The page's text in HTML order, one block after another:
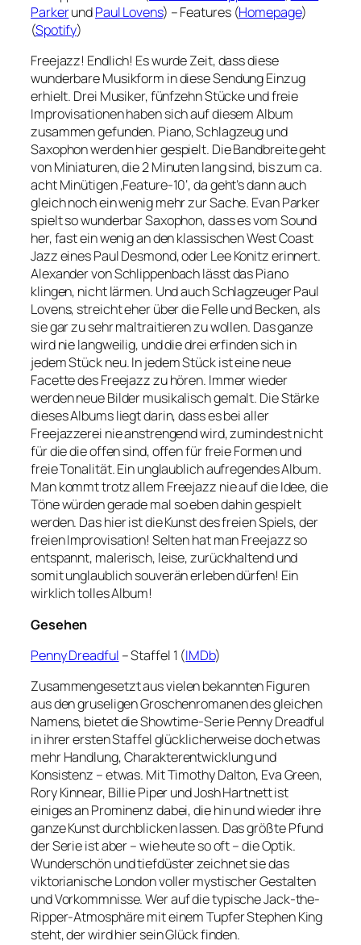
ParkerundPaul Lovens) – Features (Homepage)
(Spotify)
Freejazz! Endlich! Es wurde Zeit, dass diese
wunderbare Musikform in diese Sendung Einzug
erhielt. Drei Musiker, fünfzehn Stücke und freie
Improvisationen haben sich auf diesem Album
zusammen gefunden. Piano, Schlagzeug und
Saxophon werden hier gespielt. Die Bandbreite geht
von Miniaturen, die 2 Minuten lang sind, bis zum ca.
acht Minütigen ‚Feature-10‘, da geht’s dann auch
gleich noch ein wenig mehr zur Sache. Evan Parker
spielt so wunderbar Saxophon, dass es vom Sound
her, fast ein wenig an den klassischen West Coast
Jazz eines Paul Desmond, oder Lee Konitz erinnert.
Alexander von Schlippenbach lässt das Piano
klingen, nicht lärmen. Und auch Schlagzeuger Paul
Lovens, streicht eher über die Felle und Becken, als
sie gar zu sehr maltraitieren zu wollen. Das ganze
wird nie langweilig, und die drei erfinden sich in
jedem Stück neu. In jedem Stück ist eine neue
Facette des Freejazz zu hören. Immer wieder
werden neue Bilder musikalisch gemalt. Die Stärke
dieses Albums liegt darin, dass es bei aller
Freejazzerei nie anstrengend wird, zumindest nicht
für die die offen sind, offen für freie Formen und
freie Tonalität. Ein unglaublich aufregendes Album.
Man kommt trotz allem Freejazz nie auf die Idee, die
Töne würden gerade mal so eben dahin gespielt
werden. Das hier ist die Kunst des freien Spiels, der
freien Improvisation! Selten hat man Freejazz so
entspannt, malerisch, leise, zurückhaltend und
somit unglaublich souverän erleben dürfen! Ein
wirklich tolles Album!
Gesehen
Penny Dreadful – Staffel 1 (IMDb)
Zusammengesetzt aus vielen bekannten Figuren
aus den gruseligen Groschenromanen des gleichen
Namens, bietet die Showtime-Serie Penny Dreadful
in ihrer ersten Staffel glücklicherweise doch etwas
mehr Handlung, Charakterentwicklung und
Konsistenz – etwas. Mit Timothy Dalton, Eva Green,
Rory Kinnear, Billie Piper und Josh Hartnett ist
einiges an Prominenz dabei, die hin und wieder ihre
ganze Kunst durchblicken lassen. Das größte Pfund
der Serie ist aber – wie heute so oft – die Optik.
Wunderschön und tiefdüster zeichnet sie das
viktorianische London voller mystischer Gestalten
und Vorkommnisse. Wer auf die typische Jack-the-
Ripper-Atmosphäre mit einem Tupfer Stephen King
steht, der wird hier sein Glück finden.